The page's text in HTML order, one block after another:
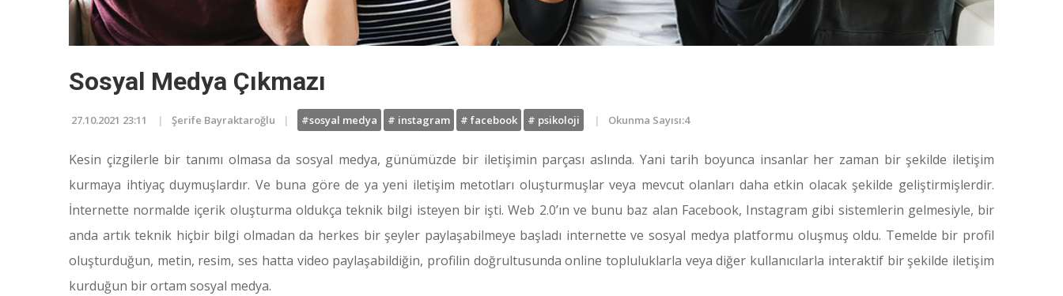
Sosyal Medya Çıkmazı
27.10.2021 23:11 Şerife Bayraktaroğlu #sosyal medya # instagram # facebook # psikoloji Okunma Sayısı:4
Kesin çizgilerle bir tanımı olmasa da sosyal medya, günümüzde bir iletişimin parçası aslında. Yani tarih boyunca insanlar her zaman bir şekilde iletişim
kurmaya ihtiyaç duymuşlardır. Ve buna göre de ya yeni iletişim metotları oluşturmuşlar veya mevcut olanları daha etkin olacak şekilde geliştirmişlerdir.
İnternette normalde içerik oluşturma oldukça teknik bilgi isteyen bir işti. Web 2.0’ın ve bunu baz alan Facebook, Instagram gibi sistemlerin gelmesiyle, bir
anda artık teknik hiçbir bilgi olmadan da herkes bir şeyler paylaşabilmeye başladı internette ve sosyal medya platformu oluşmuş oldu. Temelde bir profil
oluşturduğun, metin, resim, ses hatta video paylaşabildiğin, profilin doğrultusunda online topluluklarla veya diğer kullanıcılarla interaktif bir şekilde iletişim
kurduğun bir ortam sosyal medya.